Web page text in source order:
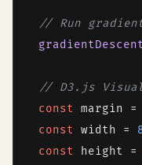
// Run
// D3.js
const margin
const width =
const height =